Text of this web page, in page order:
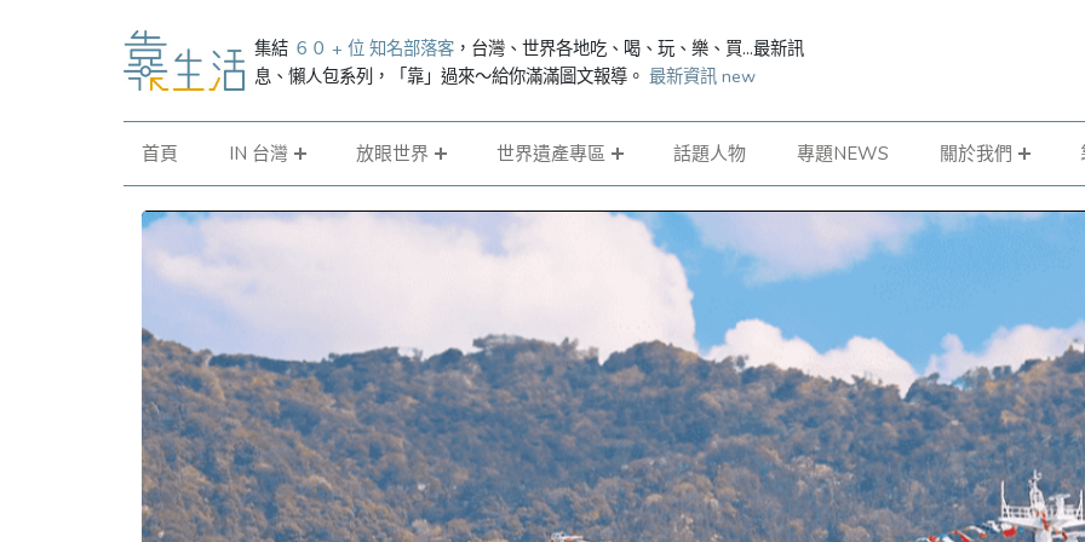
集結 ６０ + 位 知名部落客 ，台灣、世界各地吃、喝、玩、樂、買...最新訊
息、懶人包系列，「靠」過來～給你滿滿圖文報導。 最新資訊 new
首頁 IN 台灣 放眼世界 世界遺產專區 話題人物 專題NEWS 關於我們